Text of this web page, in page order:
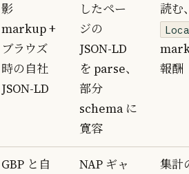
影
markup +
ブラウズ
時の自社
JSON-LD
したペー
ジの
JSON-LD
を parse、
部分
schema に
寛容
読む
報酬
GBP と自
NAP ギャ
集計